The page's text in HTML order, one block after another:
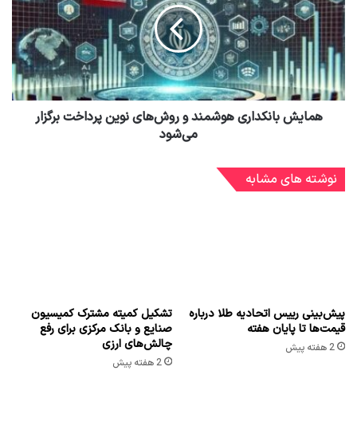
همایش بانکداری هوشمند و روش‌های نوین پرداخت برگزار
می‌شود
نوشته های مشابه
پیش‌بینی رییس اتحادیه طلا درباره
قیمت‌ها تا پایان هفته
2 هفته پیش
تشکیل کمیته مشترک کمیسیون
صنایع و بانک مرکزی برای رفع
چالش‌های ارزی
2 هفته پیش